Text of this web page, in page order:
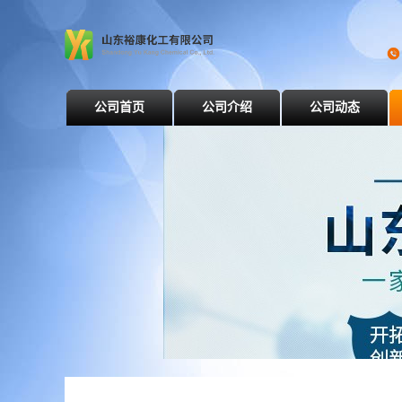
公司首页 公司介绍 公司动态